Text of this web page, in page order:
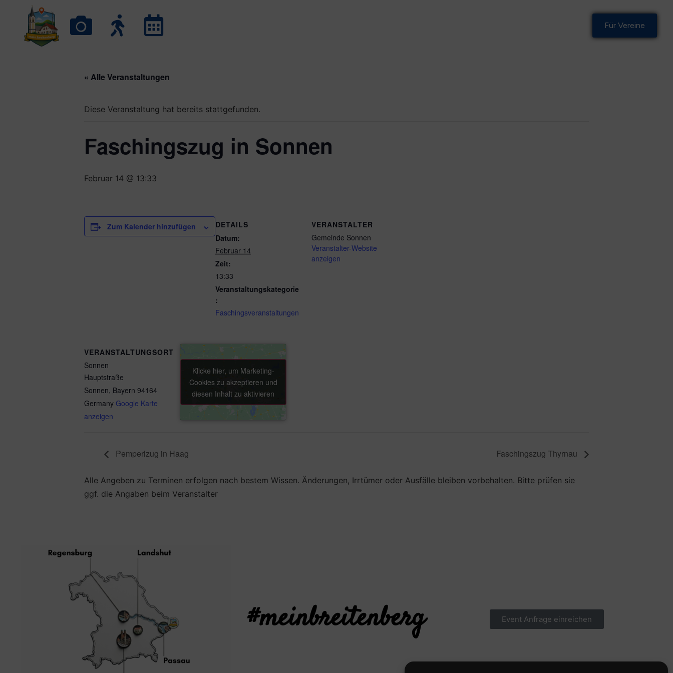
Für Vereine
« Alle Veranstaltungen
Diese Veranstaltung hat bereits stattgefunden.
Faschingszug in Sonnen
Februar 14 @ 13:33
Zum Kalender hinzufügen
DETAILS
Datum:
Februar 14
Zeit:
13:33
Veranstaltungskategorie
:
Faschingsveranstaltungen
VERANSTALTER
Gemeinde Sonnen
Veranstalter-Website
anzeigen
VERANSTALTUNGSORT
Sonnen
Hauptstraße
Sonnen, Bayern 94164
Germany Google Karte
anzeigen
Klicke hier, um Marketing-
Cookies zu akzeptieren und
diesen Inhalt zu aktivieren
Klicke hier, um Marketing-
Cookies zu akzeptieren und
diesen Inhalt zu aktivieren
Pemperlzug in Haag Faschingszug Thyrnau
Alle Angeben zu Terminen erfolgen nach bestem Wissen. Änderungen, Irrtümer oder Ausfälle bleiben vorbehalten. Bitte prüfen sie
ggf. die Angaben beim Veranstalter
#meinbreitenberg Event Anfrage einreichen